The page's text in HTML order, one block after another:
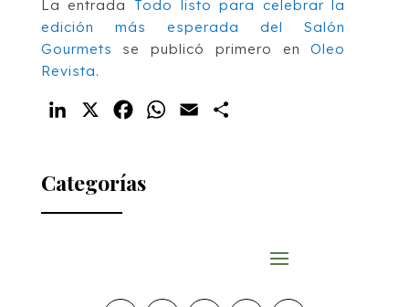
La entrada Todo listo para celebrar la
edición más esperada del Salón
Gourmets se publicó primero enOleo
Revista.
LinkedIn FacebookWhatsApp
Email
Categorías